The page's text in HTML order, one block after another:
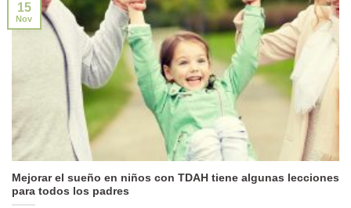
Mejorar el sueño en niños con TDAH tiene algunas lecciones
para todos los padres
15
Nov